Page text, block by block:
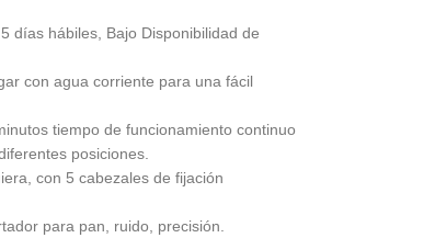
días hábiles, Bajo Disponibilidad de
con agua corriente para una fácil
tiempo de funcionamiento continuo
posiciones.
con 5 cabezales de fijación
para pan, ruido, precisión.